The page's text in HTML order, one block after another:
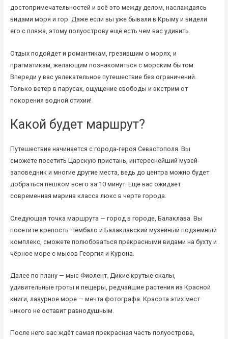
достопримечательностей и всё это между делом, наслаждаясь
видами моря и гор. Даже если вы уже бывали в Крыму и видели
его с пляжа, этому полуострову ещё есть чем вас удивить.
Отдых подойдет и романтикам, грезившим о морях, и
прагматикам, желающим познакомиться с морским бытом.
Впереди у вас увлекательное путешествие без ограничений.
Только ветер в парусах, ощущение свободы и экстрим от
покорения водной стихии!
Какой будет маршрут?
Путешествие начинается с города-героя Севастополя. Вы
сможете посетить Царскую пристань, интереснейший музей-
заповедник и многие другие места, ведь до центра можно будет
добраться пешком всего за 10 минут. Ещё вас ожидает
современная марина класса люкс в черте города.
Следующая точка маршрута — город в городе, Балаклава. Вы
посетите крепость Чембало и Балаклавский музейный подземный
комплекс, сможете полюбоваться прекрасными видами на бухту и
чёрное море с мысов Георгия и Курона.
Далее по плану — мыс Фиолент. Дикие крутые скалы,
удивительные гроты и пещеры, редчайшие растения из Красной
книги, лазурное море — мечта фотографа. Красота этих мест
никого не оставит равнодушным.
После него вас ждёт самая прекрасная часть полуострова,